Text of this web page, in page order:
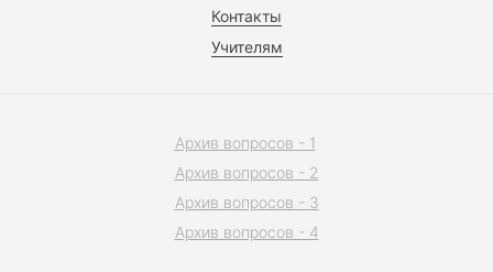
Контакты
Учителям
Архив вопросов - 1
Архив вопросов - 2
Архив вопросов - 3
Архив вопросов - 4